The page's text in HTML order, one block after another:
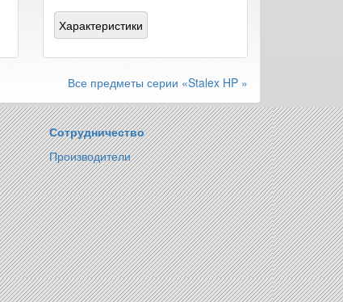
Характеристики
Все предметы серии «Stalex HP »
Сотрудничество
Производители